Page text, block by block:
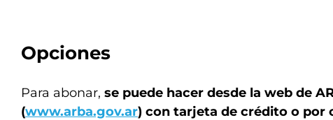
Opciones
Para abonar, se puede hacer desde la web de
(www.arba.gov.ar) con tarjeta de crédito o por